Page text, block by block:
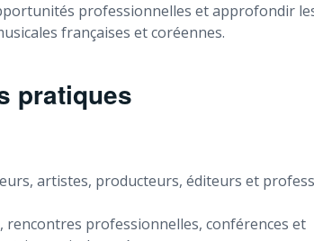
professionnelles et approfondir
françaises et coréennes.
pratiques
artistes, producteurs, éditeurs et
rencontres professionnelles, conférences et